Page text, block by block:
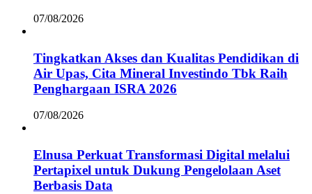
07/08/2026
Tingkatkan Akses dan Kualitas Pendidikan di
Air Upas, Cita Mineral Investindo Tbk Raih
Penghargaan ISRA 2026
07/08/2026
Elnusa Perkuat Transformasi Digital melalui
Pertapixel untuk Dukung Pengelolaan Aset
Berbasis Data